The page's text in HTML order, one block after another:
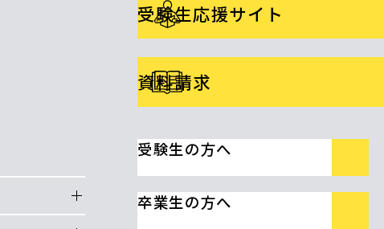
受験生応援サイト
資料請求
受験生の方へ
卒業生の方へ